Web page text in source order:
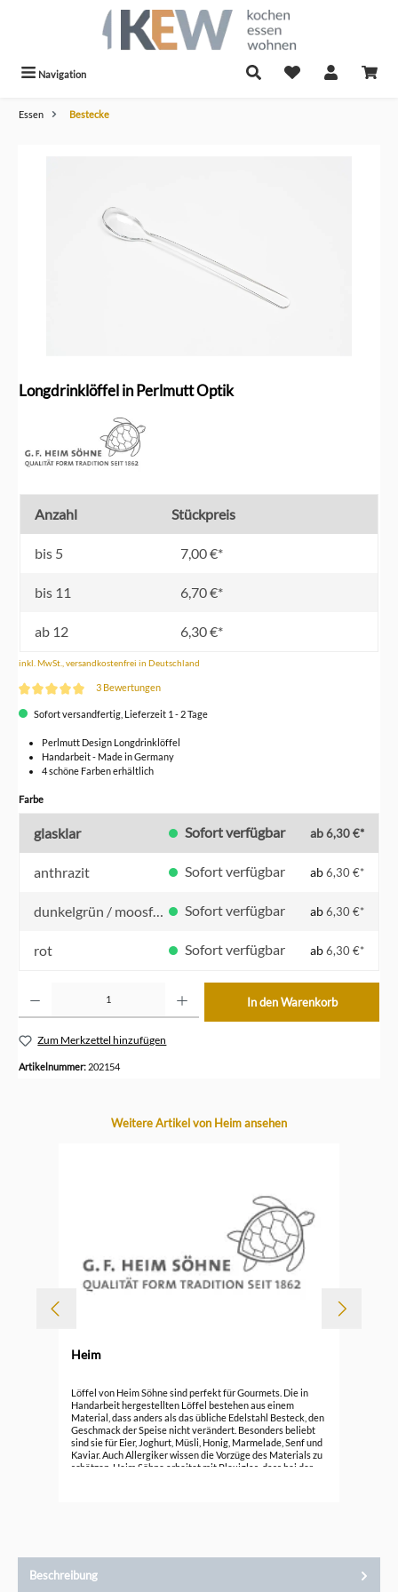
Navigation
Essen Bestecke
Longdrinklöffel in Perlmutt Optik
Anzahl Stückpreis
bis 5 7,00 €*
bis 11 6,70 €*
ab 12 6,30 €*
inkl. MwSt., versandkostenfrei in Deutschland
3 Bewertungen
Sofort versandfertig, Lieferzeit 1 - 2 Tage
Perlmutt Design Longdrinklöffel
Handarbeit - Made in Germany
4 schöne Farben erhältlich
Farbeauswählen
glasklar Sofort verfügbar ab6,30 €*
anthrazit Sofort verfügbar ab6,30 €*
dunkelgrün / moosfarbenSofort verfügbar ab6,30 €*
rot Sofort verfügbar ab6,30 €*
In den Warenkorb
Zum Merkzettel hinzufügen
Artikelnummer: 202154
Produktgalerie überspringen
Weitere Artikel von Heim ansehen
Heim
Löffel von Heim Söhne sind perfekt für Gourmets. Die in
Handarbeit hergestellten Löffel bestehen aus einem
Material, dass anders als das übliche Edelstahl Besteck, den
Geschmack der Speise nicht verändert. Besonders beliebt
sind sie für Eier, Joghurt, Müsli, Honig, Marmelade, Senf und
Kaviar. Auch Allergiker wissen die Vorzüge des Materials zu
schätzen. Heim Söhne arbeitet mit Plexiglas, dass bei der
seine schönen und gleichzeitig funktionalen Löffel in
Beschreibung